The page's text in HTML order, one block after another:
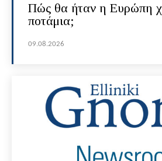
Πώς θα ήταν η Ευρώπη
ποτάμια;
09.08.2026